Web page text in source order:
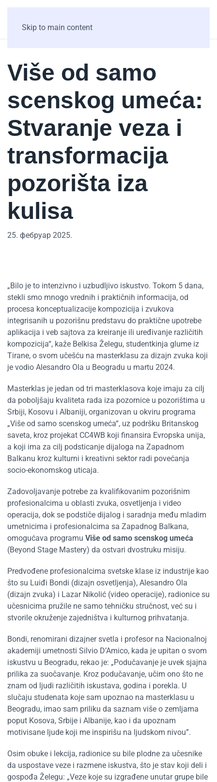
Skip to main content
Više od samo
scenskog umeća:
Stvaranje veza i
transformacija
pozorišta iza
kulisa
25. фебруар 2025.
„Bilo je to intenzivno i uzbudljivo iskustvo. Tokom 5 dana,
stekli smo mnogo vrednih i praktičnih informacija, od
procesa konceptualizacije kompozicija i zvukova
integrisanih u pozorišnu predstavu do praktične upotrebe
aplikacija i veb sajtova za kreiranje ili uređivanje različitih
kompozicija“, kaže Belkisa Želegu, studentkinja glume iz
Tirane, o svom učešću na masterklasu za dizajn zvuka koji
je vodio Alesandro Ola u Beogradu u martu 2024.
Masterklas je jedan od tri masterklasova koje imaju za cilj
da poboljšaju kvaliteta rada iza pozornice u pozorištima u
Srbiji, Kosovu i Albaniji, organizovan u okviru programa
„Više od samo scenskog umeća“, uz podršku Britanskog
saveta, kroz projekat CC4WB koji finansira Evropska unija,
a koji ima za cilj podsticanje dijaloga na Zapadnom
Balkanu kroz kulturni i kreativni sektor radi povećanja
socio-ekonomskog uticaja.
Zadovoljavanje potrebe za kvalifikovanim pozorišnim
profesionalcima u oblasti zvuka, osvetljenja i video
operacija, dok se podstiče dijalog i saradnja među mladim
umetnicima i profesionalcima sa Zapadnog Balkana,
omogućava programu Više od samo scenskog umeća
(Beyond Stage Mastery) da ostvari dvostruku misiju.
Predvođene profesionalcima svetske klase iz industrije kao
što su Luiđi Bondi (dizajn osvetljenja), Alesandro Ola
(dizajn zvuka) i Lazar Nikolić (video operacije), radionice su
učesnicima pružile ne samo tehničku stručnost, već su i
stvorile okruženje zajedništva i kulturnog prihvatanja.
Bondi, renomirani dizajner svetla i profesor na Nacionalnoj
akademiji umetnosti Silvio D’Amico, kada je upitan o svom
iskustvu u Beogradu, rekao je: „Podučavanje je uvek sjajna
prilika za suočavanje. Kroz podučavanje, učim ono što ne
znam od ljudi različitih iskustava, godina i porekla. U
slučaju studenata koje sam upoznao na masterklasu u
Beogradu, imao sam priliku da saznam više o zemljama
poput Kosova, Srbije i Albanije, kao i da upoznam
motivisane ljude koji me inspirišu na ljudskom nivou”.
Osim obuke i lekcija, radionice su bile plodne za učesnike
da uspostave veze i razmene iskustva, što je stav koji deli i
gospođa Želegu: „Veze koje su izgrađene unutar grupe bile